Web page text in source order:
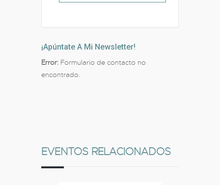
¡Apúntate A Mi Newsletter!
Error: Formulario de contacto no
encontrado.
EVENTOS RELACIONADOS